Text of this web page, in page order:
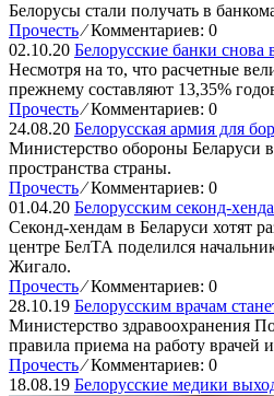
Белорусы стали получать в
Прочесть ⁄Комментариев: 0
02.10.20 Белорусские банки
Несмотря на то, что расчетные
прежнему составляют 13,35%
Прочесть ⁄Комментариев: 0
24.08.20 Белорусская армия для
Министерство обороны Беларуси
пространства страны.
Прочесть ⁄Комментариев: 0
01.04.20 Белорусским секонд-
Секонд-хендам в Беларуси хотят
центре БелТА поделился
Жигало.
Прочесть ⁄Комментариев: 0
28.10.19 Белорусским врачам
Министерство здравоохранения
правила приема на работу врачей
Прочесть ⁄Комментариев: 0
18.08.19 Белорусские медики